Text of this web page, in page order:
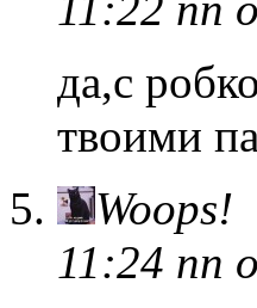
да,с
твоими
Woops!
11:24 пп